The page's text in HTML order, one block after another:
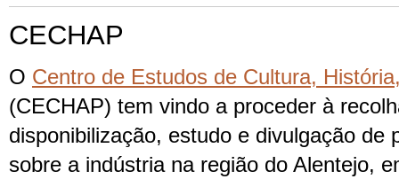
CECHAP
O Centro de Estudos de Cultura,
(CECHAP) tem vindo a proceder à
disponibilização, estudo e divulgação de
sobre a indústria na região do Alentejo,